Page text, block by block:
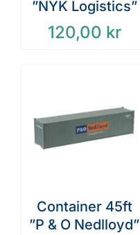
”NYK Logistics”
120,00 kr
Container 45ft
”P & O Nedlloyd”